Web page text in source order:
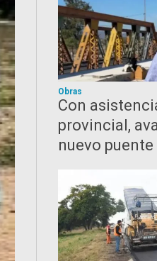
Obras
Con
provincial,
nuevo